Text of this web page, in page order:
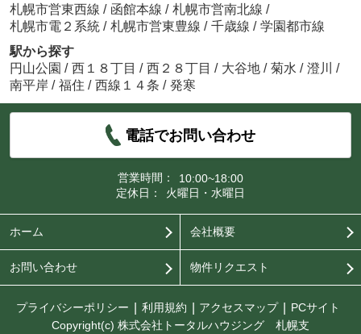
札幌市営東西線 / 函館本線 / 札幌市営南北線 /
札幌市電２系統 / 札幌市営東豊線 / 千歳線 / 学園都市線
駅から探す
円山公園 / 西１８丁目 / 西２８丁目 / 大谷地 / 菊水 / 澄川
/
南平岸 / 福住 / 西線１４条 / 発寒
電話でお問い合わせ
営業時間：
10:00~18:00
定休日：
火曜日・水曜日
ホーム 会社概要
お問い合わせ 物件リクエスト
プライバシーポリシー 利用規約 アクセスマップ
PCサイト
Copyright(c) 株式会社トータルハウジング 札幌支